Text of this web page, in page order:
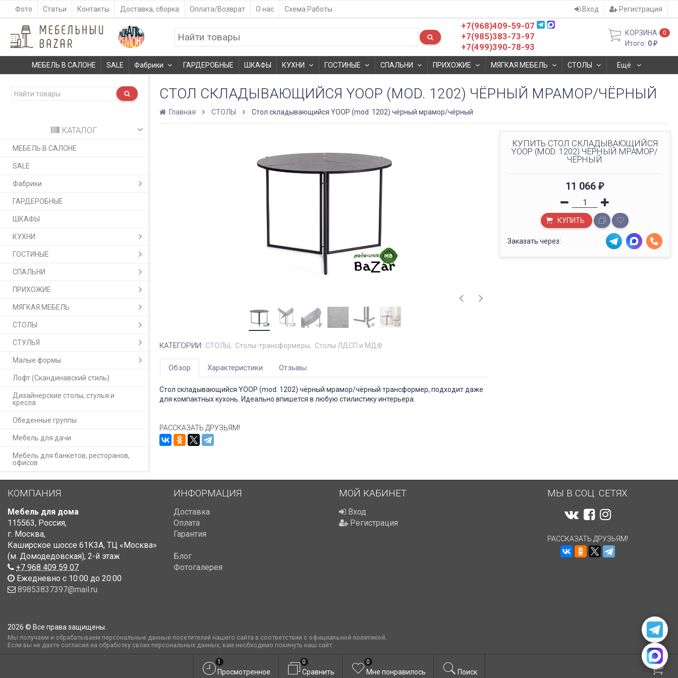
Фото Статьи Контакты Доставка, сборка Оплата/Возврат О нас Схема Работы Вход Регистрация
+7(968)409-59-07
+7(985)383-73-97
+7(499)390-78-93
КОРЗИНА 0
Итого: 0₽
МЕБЕЛЬ В САЛОНЕ SALE Фабрики ГАРДЕРОБНЫЕ ШКАФЫ КУХНИ ГОСТИНЫЕ СПАЛЬНИ ПРИХОЖИЕ МЯГКАЯ МЕБЕЛЬ СТОЛЫ Ещё
КАТАЛОГ
МЕБЕЛЬ В САЛОНЕ
SALE
Фабрики
ГАРДЕРОБНЫЕ
ШКАФЫ
КУХНИ
ГОСТИНЫЕ
СПАЛЬНИ
ПРИХОЖИЕ
МЯГКАЯ МЕБЕЛЬ
СТОЛЫ
СТУЛЬЯ
Малые формы
Лофт (Скандинавский стиль)
Дизайнерские столы, стулья и
кресла
Обеденные группы
Мебель для дачи
Мебель для банкетов, ресторанов,
офисов
СТОЛ СКЛАДЫВАЮЩИЙСЯ YOOP (MOD. 1202) ЧЁРНЫЙ МРАМОР/ЧЁРНЫЙ
Главная СТОЛЫ Стол складывающийся YOOP (mod. 1202) чёрный мрамор/чёрный
КУПИТЬ СТОЛ СКЛАДЫВАЮЩИЙСЯ
YOOP (MOD. 1202) ЧЁРНЫЙ МРАМОР/
ЧЁРНЫЙ
11 066₽
КУПИТЬ
Заказать через:
КАТЕГОРИИ: СТОЛЫ Столы-трансформеры Столы ЛДСП и МДФ
Обзор Характеристики Отзывы
Стол складывающийся YOOP (mod. 1202) чёрный мрамор/чёрный трансформер, подходит даже
для компактных кухонь. Идеально впишется в любую стилистику интерьера.
РАССКАЗАТЬ ДРУЗЬЯМ!
КОМПАНИЯ
Мебель для дома
115563, Россия,
г. Москва,
Каширское шоссе 61К3А, ТЦ «Москва»
(м. Домодедовская), 2-й этаж
+7 968 409 59 07
Ежедневно с 10:00 до 20:00
89853837397@mail.ru
ИНФОРМАЦИЯ
Доставка
Оплата
Гарантия
Блог
Фотогалерея
МОЙ КАБИНЕТ
Вход
Регистрация
МЫ В СОЦ. СЕТЯХ
РАССКАЗАТЬ ДРУЗЬЯМ!
2026 © Все права защищены.
Мы получаем и обрабатываем персональные данные посетителей нашего сайта в соответствии с официальной политикой.
Если вы не даете согласия на обработку своих персональных данных, вам необходимо покинуть наш сайт.
Просмотренное
1
Сравнить
0
Мне понравилось
0
Поиск